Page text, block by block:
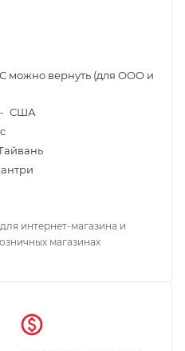
можно вернуть (для ООО и
США
интернет-магазина и
магазинах